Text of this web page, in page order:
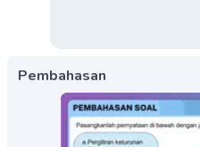
Pembahasan